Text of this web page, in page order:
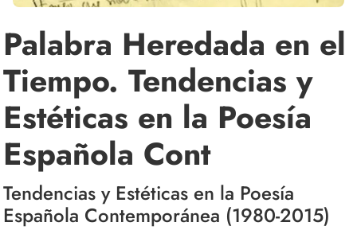
Palabra Heredada en el
Tiempo. Tendencias y
Estéticas en la Poesía
Española Cont
Tendencias y Estéticas en la Poesía
Española Contemporánea (1980-2015)